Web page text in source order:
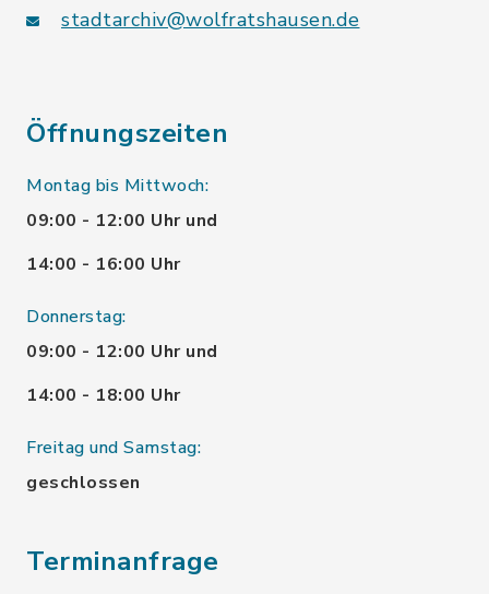
stadtarchiv@wolfratshausen.de
Öffnungszeiten
Montag bis Mittwoch:
09:00 - 12:00 Uhr und
14:00 - 16:00 Uhr
Donnerstag:
09:00 - 12:00 Uhr und
14:00 - 18:00 Uhr
Freitag und Samstag:
geschlossen
Terminanfrage